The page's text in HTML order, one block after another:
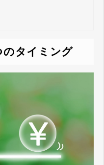
のタイミング